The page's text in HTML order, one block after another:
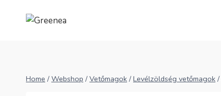
Home / Webshop / Vetőmagok / Levélzöldség vetőmagok /